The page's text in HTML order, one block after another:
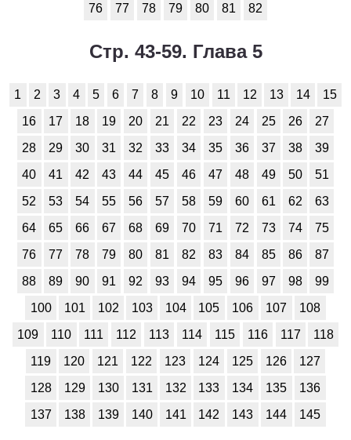
6 7 8 9
76
77 78 79 80 81 82
Стр. 43-59. Глава 5
1 2 3 4 5 6 7 8 9 10 11 12 13 14
15
16
17 18 19 20 21 22 23 24 25 26
27
28
29 30 31 32 33 34 35 36 37 38
39
40
41 42 43 44 45 46 47 48 49 50
51
52
53 54 55 56 57 58 59 60 61 62
63
64
65 66 67 68 69 70 71 72 73 74
75
76
77 78 79 80 81 82 83 84 85 86
87
88
89 90 91 92 93 94 95 96 97 98
99
100
101 102 103 104 105 106 107
108
109
110 111 112 113 114 115 116 117
118
119
120 121 122 123 124 125 126
127
128
129 130 131 132 133 134 135
136
137
138 139 140 141 142 143 144 145